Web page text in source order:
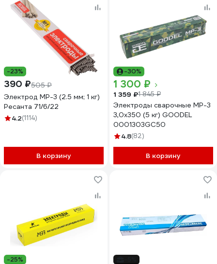
-23%
390 ₽505 ₽
Электрод МР-3 (2.5 мм; 1 кг)
Ресанта 71/6/22
4.2(1114)
В корзину
-30%
1 300 ₽
1 359 ₽1 845 ₽
Электроды сварочные МР-3
3,0х350 (5 кг) GOODEL
0001303GC50
4.8(82)
В корзину
-25%